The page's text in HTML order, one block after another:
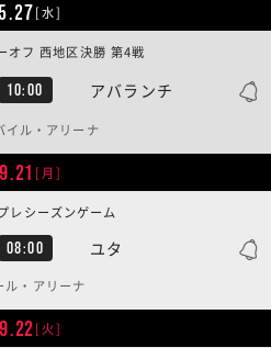
[水]
10:00 アバランチ
フ 西地区決勝 第4戦
イル・アリーナ
[月]
08:00 ユタ
シーズンゲーム
ル・アリーナ
[火]